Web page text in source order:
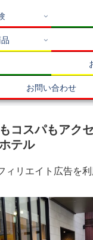
お問い合わせ
もコスパもアク
テル
リエイト広告を利